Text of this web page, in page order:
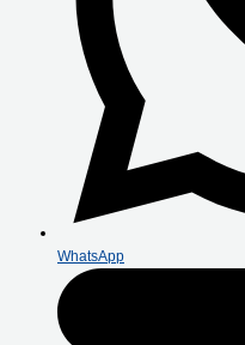
WhatsApp